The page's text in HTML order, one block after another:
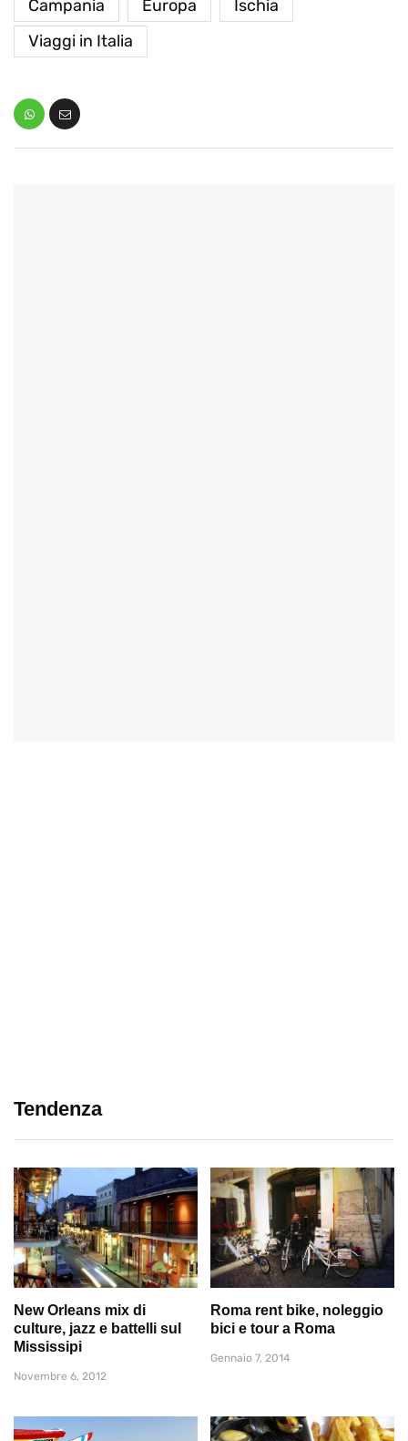
Campania Europa
Ischia
Viaggi in Italia
Tendenza
New Orleans mix di
culture, jazz e battelli sul
Mississipi
Novembre 6, 2012
Roma rent bike, noleggio
bici e tour a Roma
Gennaio 7, 2014